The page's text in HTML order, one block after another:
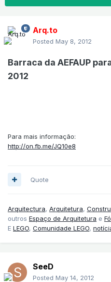
Arq.to
Posted May 8, 2012
Barraca da AEFAUP
2012
Para mais informação:
http://on.fb.me/JQ10e8
Quote
Arquitectura, Arquitetura,
outros Espaço de Arquitetura e
E LEGO, Comunidade LEGO,
SeeD
Posted May 14, 2012